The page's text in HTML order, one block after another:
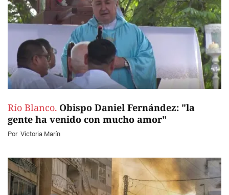
Río Blanco. Obispo Daniel Fernández: "la
gente ha venido con mucho amor"
Por Victoria Marín